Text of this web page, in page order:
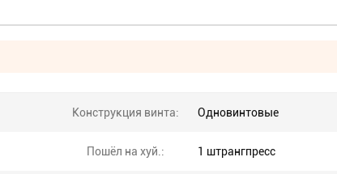
Конструкция винта: Одновинтовые
Пошёл на хуй.: 1 штрангпресс